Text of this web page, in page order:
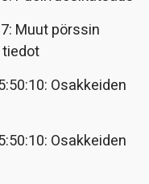
Muut pörssin
Osakkeiden
Osakkeiden